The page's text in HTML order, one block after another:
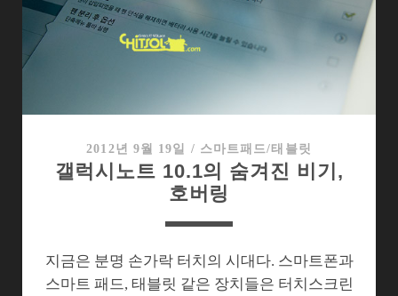
2012년 9월 19일 / 스마트패드/태블릿
갤럭시노트 10.1의 숨겨진 비기,
호버링
지금은 분명 손가락 터치의 시대다. 스마트폰과
스마트 패드, 태블릿 같은 장치들은 터치스크린